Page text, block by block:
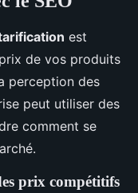
est
de vos produits
perception des
peut utiliser des
comment se
prix compétitifs